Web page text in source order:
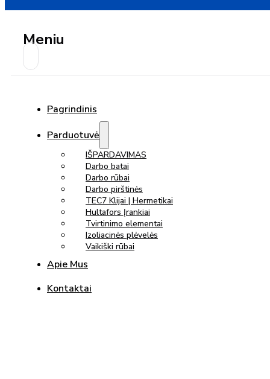
Meniu
Pagrindinis
Parduotuvė
IŠPARDAVIMAS
Darbo batai
Darbo rūbai
Darbo pirštinės
TEC7 Klijai | Hermetikai
Hultafors Įrankiai
Tvirtinimo elementai
Izoliacinės plėvelės
Vaikiški rūbai
Apie Mus
Kontaktai